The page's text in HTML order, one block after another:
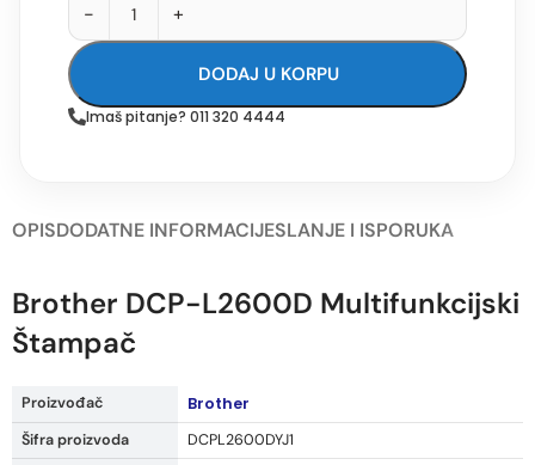
- +
DODAJ U KORPU
Imaš pitanje? 011 320 4444
OPISDODATNE INFORMACIJESLANJE I ISPORUKA
Brother DCP-L2600D Multifunkcijski
Štampač
Proizvođač Brother
Šifra proizvoda
DCPL2600DYJ1